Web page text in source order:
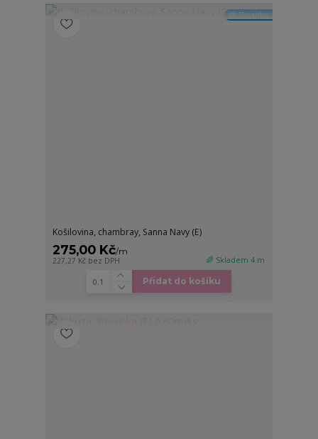
🆕 Novinka
Košilovina, chambray, Sanna Navy (E)
275,00 Kč/m
227,27 Kč bez DPH 🌈 Skladem 4 m
Přidat do košíku